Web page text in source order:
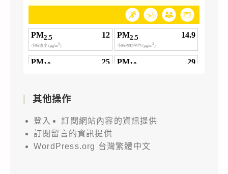
其他操作
登入
訂閱網站內容的資訊提供
訂閱留言的資訊提供
WordPress.org 台灣繁體中文